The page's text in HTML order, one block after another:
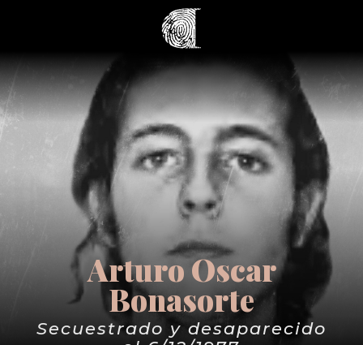
Arturo Oscar
Bonasorte
Secuestrado y desaparecido